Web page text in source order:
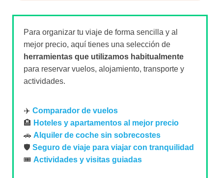
Para organizar tu viaje de forma sencilla y al
mejor precio, aquí tienes una selección de
herramientas que utilizamos habitualmente
para reservar vuelos, alojamiento, transporte y
actividades.
✈️ Comparador de vuelos
🏨 Hoteles y apartamentos al mejor precio
🚗 Alquiler de coche sin sobrecostes
🛡️ Seguro de viaje para viajar con tranquilidad
🎟️ Actividades y visitas guiadas